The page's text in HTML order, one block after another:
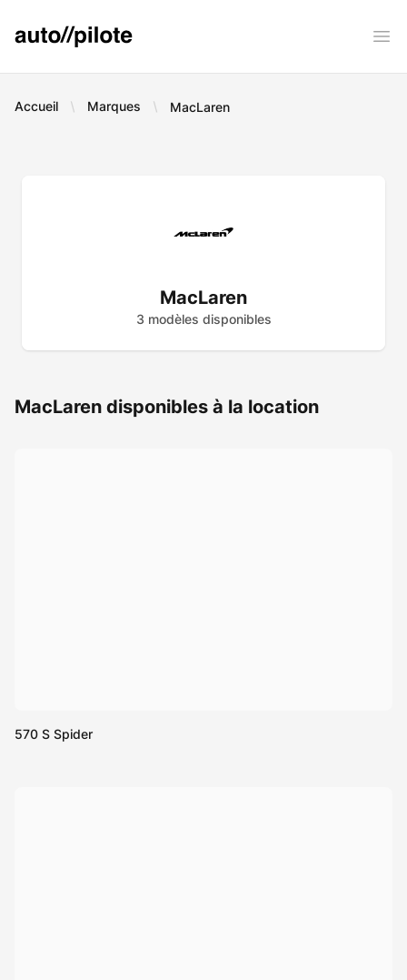
AUTO PILOTE
Accueil Marques MacLaren
MacLaren
3 modèles disponibles
MacLaren disponibles à la location
570 S Spider